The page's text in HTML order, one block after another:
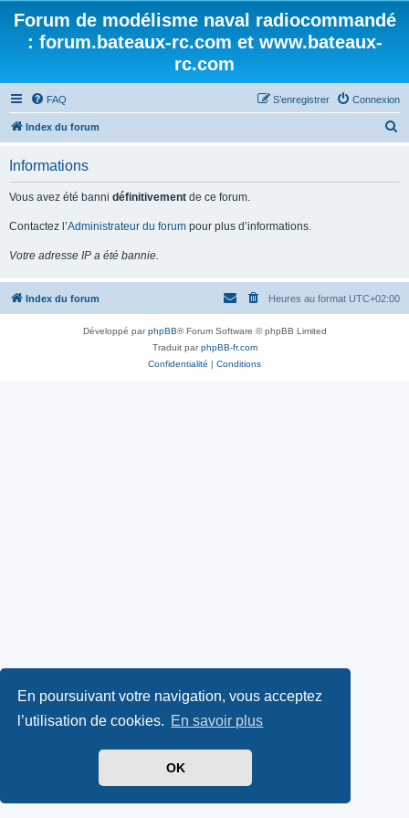
En poursuivant votre navigation, vous acceptez
l’utilisation de cookies. En savoir plus
OK
Forum de modélisme naval radiocommandé
: forum.bateaux-rc.com et www.bateaux-
rc.com
FAQ Connexion
S’enregistrer
Index du forum
e
Informations
Vous avez été banni définitivement de ce forum.
Contactez l’Administrateur du forum pour plus d’informations.
Votre adresse IP a été bannie.
Index du forum Heures au format UTC+02:00
Développé parphpBB® Forum Software © phpBB Limited
Traduit parphpBB-fr.com
Confidentialité | Conditions